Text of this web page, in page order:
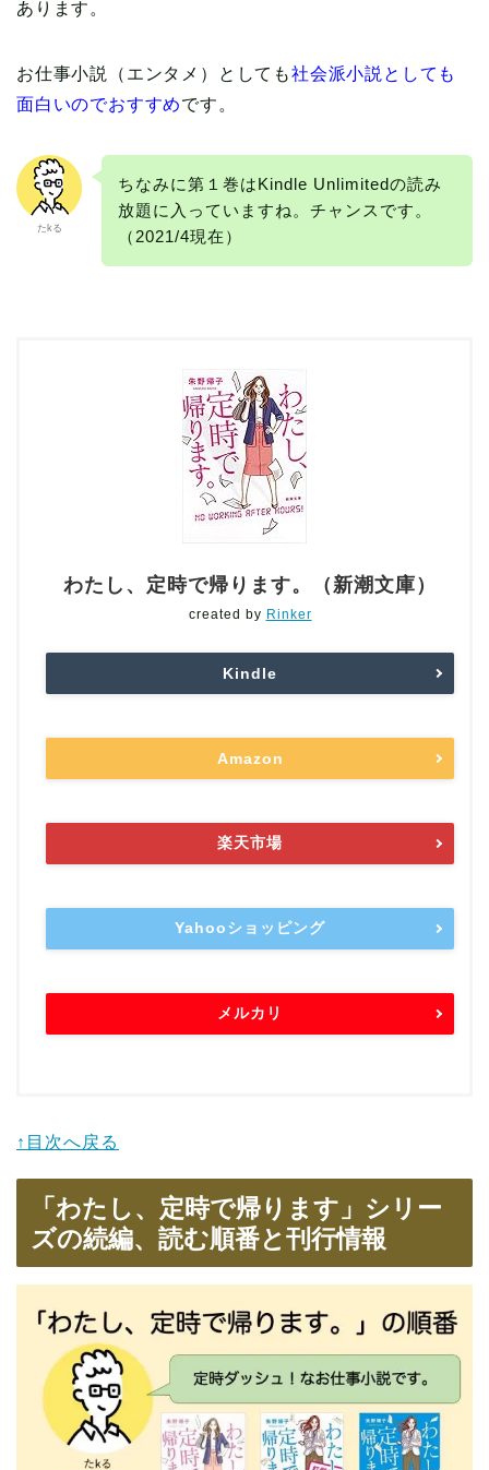
あります。
お仕事小説（エンタメ）としても社会派小説としても
面白いのでおすすめです。
たkる
ちなみに第１巻はKindle Unlimitedの読み
放題に入っていますね。チャンスです。
（2021/4現在）
わたし、定時で帰ります。（新潮文庫）
created by Rinker
Kindle
Amazon
楽天市場
Yahooショッピング
メルカリ
↑目次へ戻る
「わたし、定時で帰ります」シリー
ズの続編、読む順番と刊行情報